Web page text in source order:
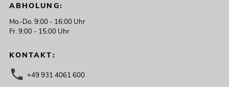
ABHOLUNG:
Mo.-Do. 9:00 - 16:00 Uhr
Fr. 9:00 - 15:00 Uhr
KONTAKT:
+49 931 4061 600